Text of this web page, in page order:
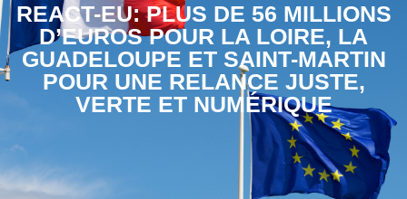
REACT-EU: PLUS DE 56 MILLIONS
D’EUROS POUR LA LOIRE, LA
GUADELOUPE ET SAINT-MARTIN
POUR UNE RELANCE JUSTE,
VERTE ET NUMÉRIQUE